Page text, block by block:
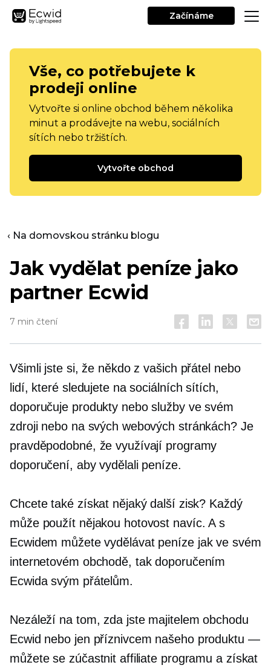
Začínáme
Vše, co potřebujete k
prodeji online
Vytvořte si online obchod během několika
minut a prodávejte na webu, sociálních
sítích nebo tržištích.
Vytvořte obchod
‹ Na domovskou stránku blogu
Jak vydělat peníze jako
partner Ecwid
7 min čtení
Všimli jste si, že někdo z vašich přátel nebo
lidí, které sledujete na sociálních sítích,
doporučuje produkty nebo služby ve svém
zdroji nebo na svých webových stránkách? Je
pravděpodobné, že využívají programy
doporučení, aby vydělali peníze.
Chcete také získat nějaký další zisk? Každý
může použít nějakou hotovost navíc. A s
Ecwidem můžete vydělávat peníze jak ve svém
internetovém obchodě, tak doporučením
Ecwida svým přátelům.
Nezáleží na tom, zda jste majitelem obchodu
Ecwid nebo jen příznivcem našeho produktu —
můžete se zúčastnit affiliate programu a získat